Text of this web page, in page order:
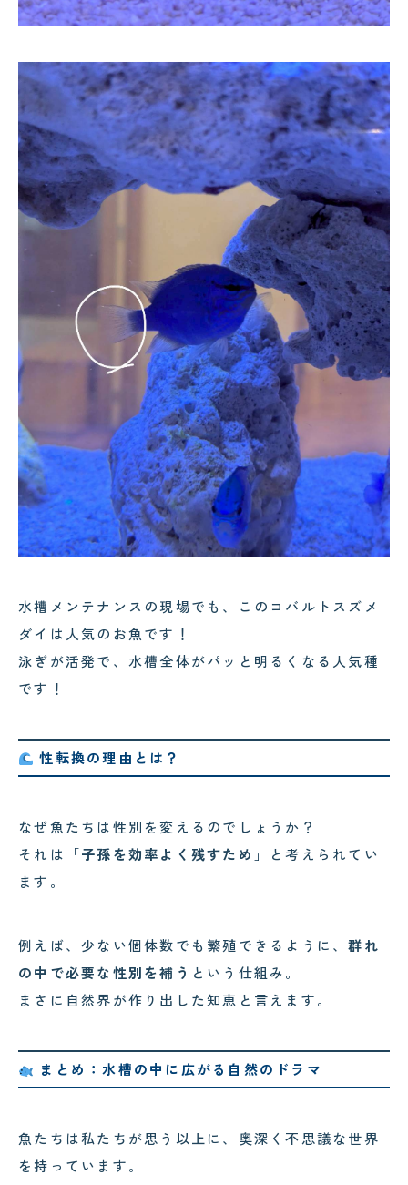
水槽メンテナンスの現場でも、このコバルトスズメ
ダイは人気のお魚です！
泳ぎが活発で、水槽全体がパッと明るくなる人気種
です！
性転換の理由とは？
なぜ魚たちは性別を変えるのでしょうか？
それは「子孫を効率よく残すため 」と考えられてい
ます。
例えば、少ない個体数でも繁殖できるように、群れ
の中で必要な性別を補う という仕組み。
まさに自然界が作り出した知恵と言えます。
まとめ：水槽の中に広がる自然のドラマ
魚たちは私たちが思う以上に、奥深く不思議な世界
を持っています。